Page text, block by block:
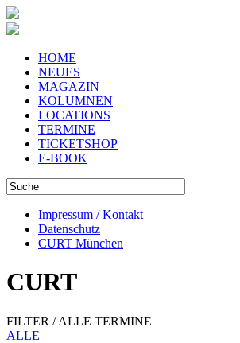
HOME
NEUES
MAGAZIN
KOLUMNEN
LOCATIONS
TERMINE
TICKETSHOP
E-BOOK
Impressum / Kontakt
Datenschutz
CURT München
CURT
FILTER / ALLE TERMINE
ALLE